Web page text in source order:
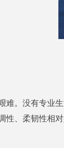
难。没有专业
性、柔韧性相